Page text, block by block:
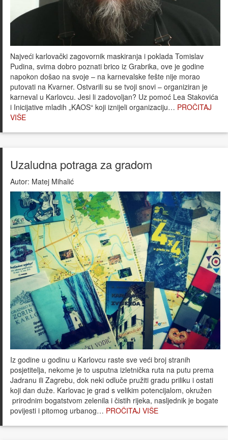
Najveći karlovački zagovornik maskiranja i poklada Tomislav
Pudina, svima dobro poznati brico iz Grabrika, ove je godine
napokon došao na svoje – na karnevalske fešte nije morao
putovati na Kvarner. Ostvarili su se tvoji snovi – organiziran je
karneval u Karlovcu. Jesi li zadovoljan? Uz pomoć Lea Stakovića
i Inicijative mladih „KAOS“ koji iznijeli organizaciju… PROČITAJ
VIŠE
Uzaludna potraga za gradom
Autor: Matej Mihalić
Iz godine u godinu u Karlovcu raste sve veći broj stranih
posjetitelja, nekome je to usputna izletnička ruta na putu prema
Jadranu ili Zagrebu, dok neki odluče pružiti gradu priliku i ostati
koji dan duže. Karlovac je grad s velikim potencijalom, okružen
prirodnim bogatstvom zelenila i čistih rijeka, nasljednik je bogate
povijesti i pitomog urbanog… PROČITAJ VIŠE